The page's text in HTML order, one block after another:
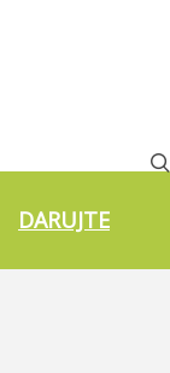
DARUJTE